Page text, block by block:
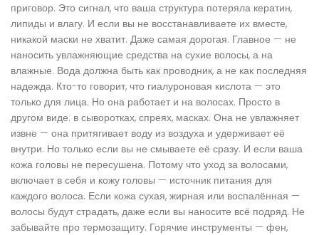
приговор. Это сигнал, что ваша структура потеряла кератин,
липиды и влагу. И если вы не восстанавливаете их вместе,
никакой маски не хватит. Даже самая дорогая. Главное — не
наносить увлажняющие средства на сухие волосы, а на
влажные. Вода должна быть как проводник, а не как последняя
надежда. Кто-то говорит, что гиалуроновая кислота — это
только для лица. Но она работает и на волосах. Просто в
другом виде: в сыворотках, спреях, масках. Она не увлажняет
извне — она притягивает воду из воздуха и удерживает её
внутри. Но только если вы не смываете её сразу. И если ваша
кожа головы не пересушена. Потому что уход за волосами,
включает в себя и кожу головы — источник питания для
каждого волоса. Если кожа сухая, жирная или воспалённая —
волосы будут страдать, даже если вы наносите всё подряд. Не
забывайте про термозащиту. Горячие инструменты — фен,